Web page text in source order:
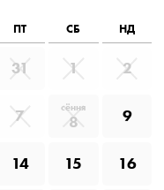
ПТ СБ НД
31 1 2
7 сёння
8 9
14 15 16